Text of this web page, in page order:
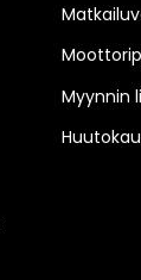
Myynnin